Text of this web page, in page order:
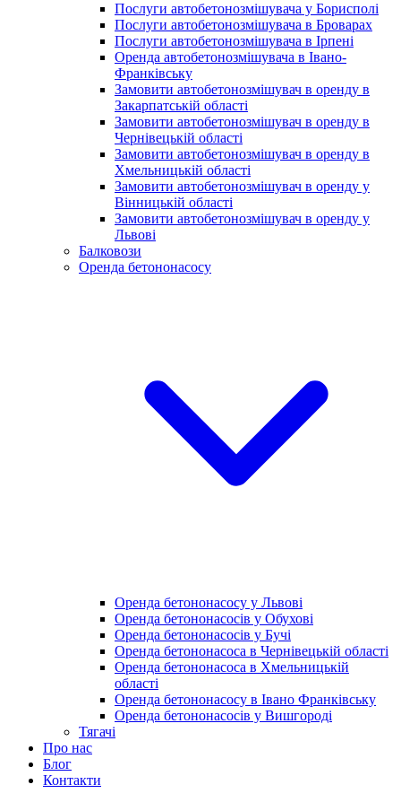
Послуги автобетонозмішувача у Борисполі
Послуги автобетонозмішувача в Броварах
Послуги автобетонозмішувача в Ірпені
Оренда автобетонозмішувача в Івано-
Франківську
Замовити автобетонозмішувач в оренду в
Закарпатській області
Замовити автобетонозмішувач в оренду в
Чернівецькій області
Замовити автобетонозмішувач в оренду в
Хмельницькій області
Замовити автобетонозмішувач в оренду у
Вінницькій області
Замовити автобетонозмішувач в оренду у
Львові
Балковози
Оренда бетононасосу
Оренда бетононасосу у Львові
Оренда бетононасосів у Обухові
Оренда бетононасосів у Бучі
Оренда бетононасоса в Чернівецькій області
Оренда бетононасоса в Хмельницькій
області
Оренда бетононасосу в Івано Франківську
Оренда бетононасосів у Вишгороді
Тягачі
Про нас
Блог
Контакти